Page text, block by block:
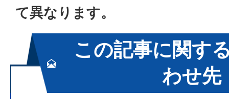
て異なります。
この記事に関す
わせ先